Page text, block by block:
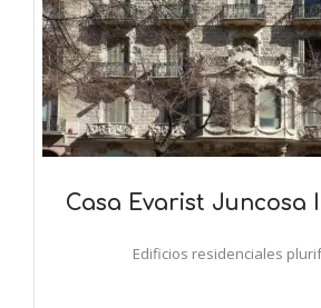
Casa Evarist Juncosa I
Edificios residenciales